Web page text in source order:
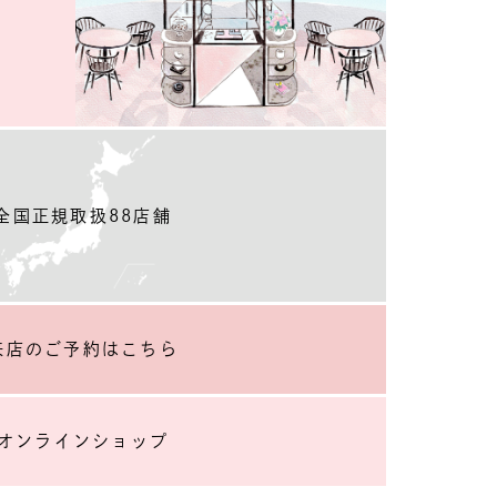
国正規取扱88店舗
店のご予約 はこちら
ンラインショップ